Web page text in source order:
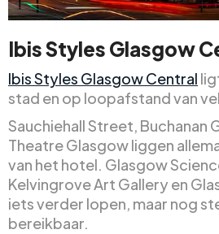
Ibis Styles Glasgow
Ibis Styles Glasgow Central
stad en op loopafstand van
Sauchiehall Street, Buchanan
Theatre Glasgow liggen
van het hotel. Glasgow
Kelvingrove Art Gallery en
iets verder lopen, maar nog
bereikbaar.